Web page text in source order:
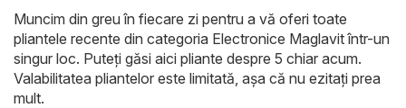
Muncim din greu în fiecare zi pentru a vă oferi toate
pliantele recente din categoria Electronice Maglavit într-un
singur loc. Puteți găsi aici pliante despre 5 chiar acum.
Valabilitatea pliantelor este limitată, așa că nu ezitați prea
mult.